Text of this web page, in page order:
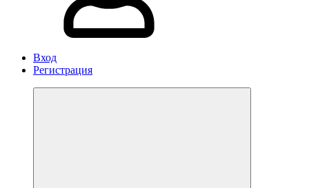
Вход
Регистрация